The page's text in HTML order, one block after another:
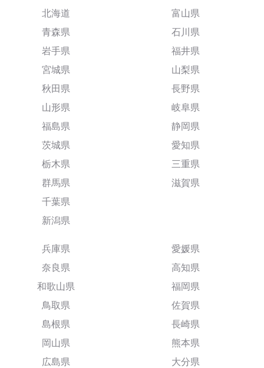
北海道
青森県
岩手県
宮城県
秋田県
山形県
福島県
茨城県
栃木県
群馬県
千葉県
新潟県
富山県
石川県
福井県
山梨県
長野県
岐阜県
静岡県
愛知県
三重県
滋賀県
兵庫県
奈良県
和歌山県
鳥取県
島根県
岡山県
広島県
愛媛県
高知県
福岡県
佐賀県
長崎県
熊本県
大分県